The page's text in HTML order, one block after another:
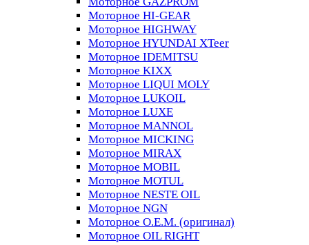
Моторное HI-GEAR
Моторное HIGHWAY
Моторное HYUNDAI XTeer
Моторное IDEMITSU
Моторное KIXX
Моторное LIQUI MOLY
Моторное LUKOIL
Моторное LUXE
Моторное MANNOL
Моторное MICKING
Моторное MIRAX
Моторное MOBIL
Моторное MOTUL
Моторное NESTE OIL
Моторное NGN
Моторное O.E.M. (оригинал)
Моторное OIL RIGHT